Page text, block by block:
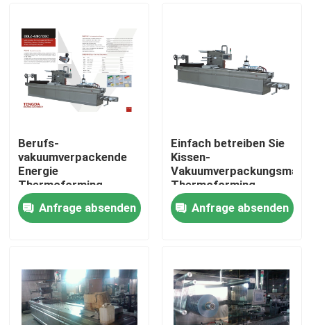
Produkte
Über uns
Berufs-
vakuumverpackende
Energie
Thermoforming
Maschinen-220V
50/60HZ
Anfrage absenden
Einfach betreiben Sie
Kissen-
Thermoforming
vakuumverpackende
Maschinen-SS
Anfrage absenden